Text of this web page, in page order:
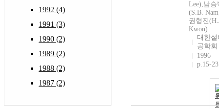
1992 (4)
1991 (3)
1990 (2)
1989 (2)
1988 (2)
1987 (2)
Lee),남승
(S.B.
권형진
Kwon)
대한설
공학회
1996
p.15-23